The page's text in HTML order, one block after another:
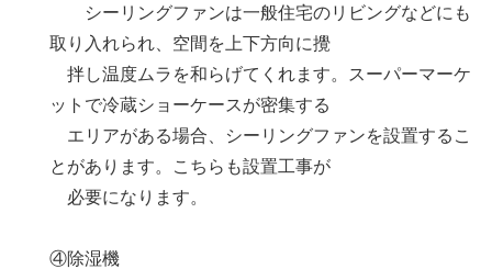
シーリングファンは一般住宅のリビングなどにも
取り入れられ、空間を上下方向に攪
拌し温度ムラを和らげてくれます。スーパーマーケ
ットで冷蔵ショーケースが密集する
エリアがある場合、シーリングファンを設置するこ
とがあります。こちらも設置工事が
必要になります。
④除湿機